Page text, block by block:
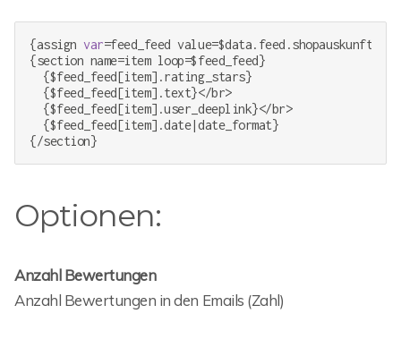
{assign var=feed_feed value=$data.feed.shopauskunft}
{section name=item loop=$feed_feed}
  {$feed_feed[item].rating_stars}
  {$feed_feed[item].text}</br>
  {$feed_feed[item].user_deeplink}</br>
  {$feed_feed[item].date|date_format}
{/section}
Optionen:
Anzahl Bewertungen
Anzahl Bewertungen in den Emails (Zahl)